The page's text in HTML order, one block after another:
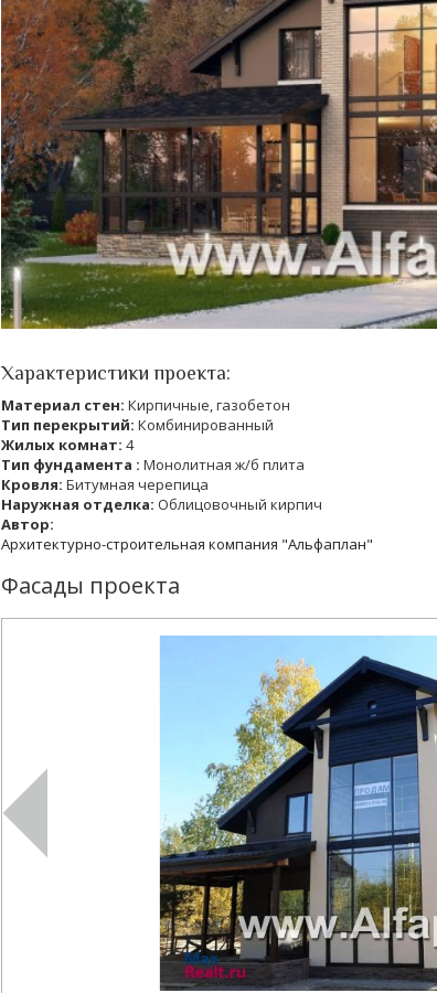
Характеристики проекта:
Материал стен: Кирпичные, газобетон
Тип перекрытий: Комбинированный
Жилых комнат: 4
Тип фундамента : Монолитная ж/б плита
Кровля: Битумная черепица
Наружная отделка: Облицовочный кирпич
Автор:
Архитектурно-строительная компания "Альфаплан"
Фасады проекта